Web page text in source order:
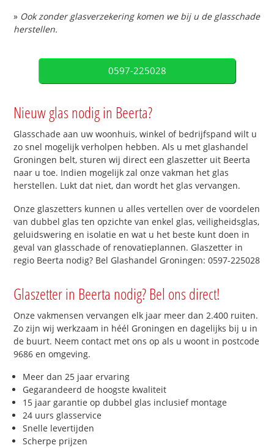
» Ook zonder glasverzekering komen we bij u de glasschade
herstellen.
0597-225028
Nieuw glas nodig in Beerta?
Glasschade aan uw woonhuis, winkel of bedrijfspand wilt u
zo snel mogelijk verholpen hebben. Als u met glashandel
Groningen belt, sturen wij direct een glaszetter uit Beerta
naar u toe. Indien mogelijk zal onze vakman het glas
herstellen. Lukt dat niet, dan wordt het glas vervangen.
Onze glaszetters kunnen u alles vertellen over de voordelen
van dubbel glas ten opzichte van enkel glas, veiligheidsglas,
geluidswering en isolatie en wat u het beste kunt doen in
geval van glasschade of renovatieplannen. Glaszetter in
regio Beerta nodig? Bel Glashandel Groningen: 0597-225028
Glaszetter in Beerta nodig? Bel ons direct!
Onze vakmensen vervangen elk jaar meer dan 2.400 ruiten.
Zo zijn wij werkzaam in héél Groningen en dagelijks bij u in
de buurt. Neem contact met ons op als u woont in postcode
9686 en omgeving.
Meer dan 25 jaar ervaring
Gegarandeerd de hoogste kwaliteit
15 jaar garantie op dubbel glas inclusief montage
24 uurs glasservice
Snelle levertijden
Scherpe prijzen